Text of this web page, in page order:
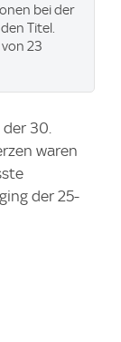
bei der
Titel.
23
30.
waren
der 25-